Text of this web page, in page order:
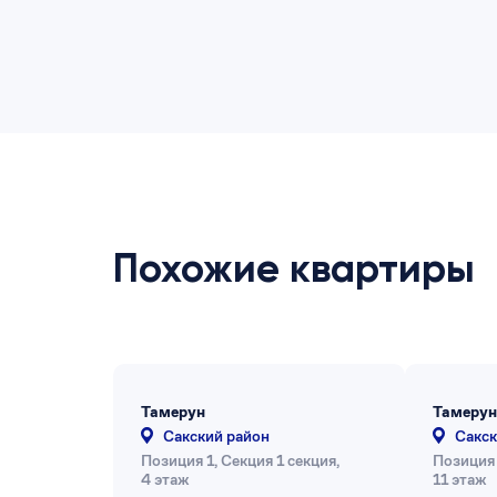
Похожие квартиры
Тамерун
Сакский район
Позиция 1, Секция 1 секция,
4 этаж
Тамерун
Позиция
11 этаж